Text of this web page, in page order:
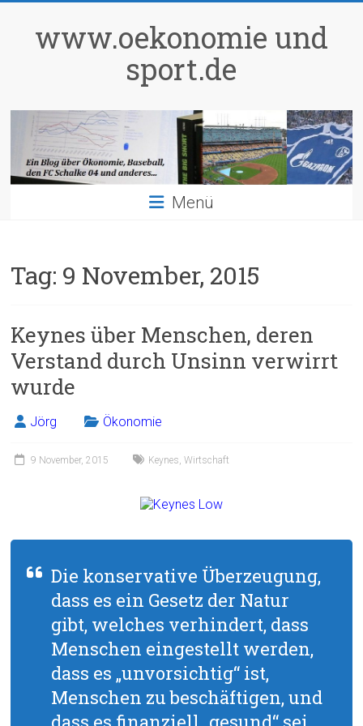
springenwww.oekonomie und
sport.de
Menü
Tag: 9 November, 2015
Keynes über Menschen, deren
Verstand durch Unsinn verwirrt
wurde
Jörg Ökonomie
9 November, 2015 Keynes,Wirtschaft
Die konservative Überzeugung,
dass es ein Gesetz der Natur
gibt, welches verhindert, dass
Menschen eingestellt werden,
dass es „unvorsichtig“ ist,
Menschen zu beschäftigen, und